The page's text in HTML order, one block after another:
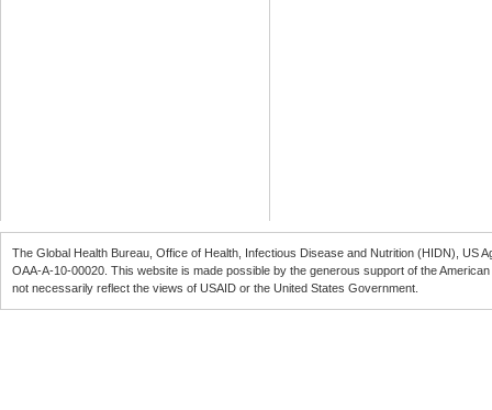
The Global Health Bureau, Office of Health, Infectious Disease and Nutrition (HIDN), US
OAA-A-10-00020 . This website is made possible by the generous support of the
not necessarily reflect the views of USAID or the United States Government.